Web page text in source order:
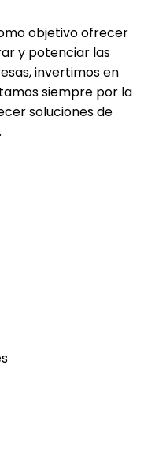
objetivo ofrecer
y potenciar las
invertimos en
siempre por la
soluciones de